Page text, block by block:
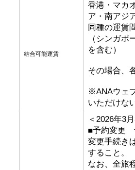
結合可能運賃
香港・マカ
ア・南アジ
同種の運賃
（シンガ
を含む）
その場合、
※ANAウェ
いただけな
＜2026年3
■予約変更
変更手続き
すること。
なお、全旅